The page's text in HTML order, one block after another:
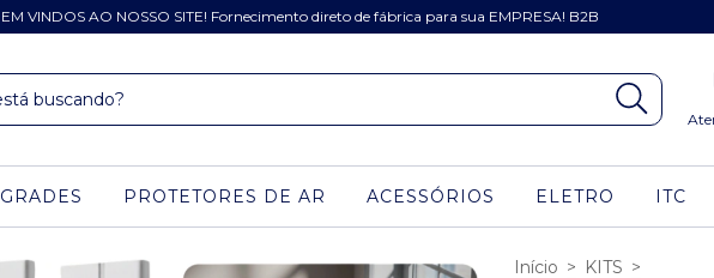
VINDOS AO NOSSO SITE! Fornecimento direto de fábrica para sua EMPRESA! B2B
GRADES PROTETORES DE AR ACESSÓRIOS ELETRO ITC
Início > KITS >